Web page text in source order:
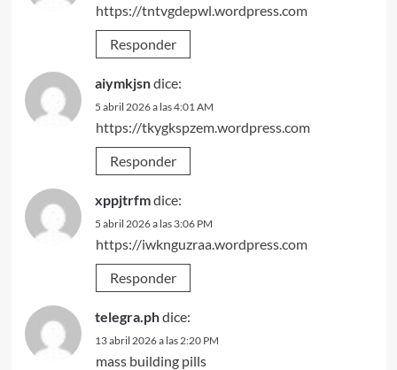
https://tntvgdepwl.wordpress.com
Responder
aiymkjsndice:
5 abril 2026 a las 4:01 AM
https://tkygkspzem.wordpress.com
Responder
xppjtrfmdice:
5 abril 2026 a las 3:06 PM
https://iwknguzraa.wordpress.com
Responder
telegra.phdice:
13 abril 2026 a las 2:20 PM
mass building pills